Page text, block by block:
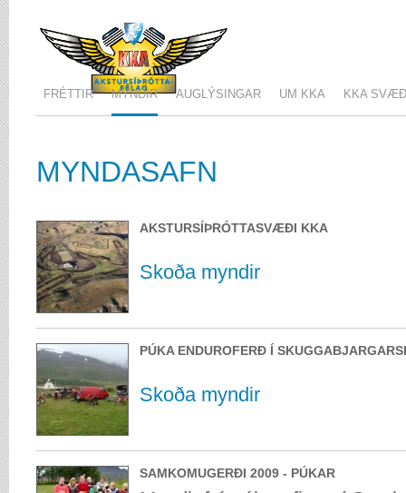
MYNDASAFN
AKSTURSÍÞRÓTTASVÆÐI KKA
Skoða myndir
PÚKA ENDUROFERÐ Í
Skoða myndir
SAMKOMUGERÐI 2009 - PÚKAR
FRÉTTIR MYNDIR AUGLÝSINGAR UM KKA KKA